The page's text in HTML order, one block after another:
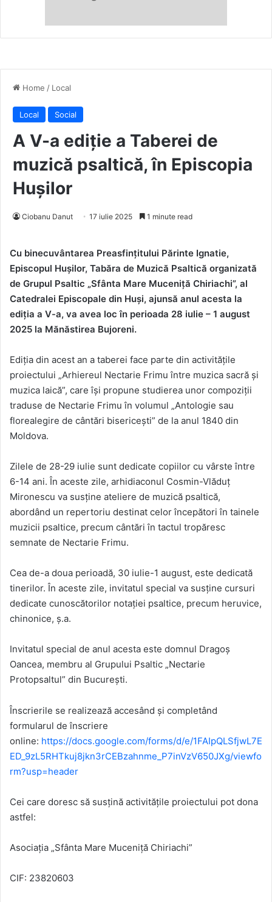
Home / Local
Local Social
A V-a ediție a Taberei de
muzică psaltică, în Episcopia
Hușilor
Ciobanu Danut 17 iulie 2025 1 minute read
Cu binecuvântarea Preasfințitului Părinte Ignatie,
Episcopul Hușilor, Tabăra de Muzică Psaltică organizată
de Grupul Psaltic „Sfânta Mare Muceniță Chiriachi”, al
Catedralei Episcopale din Huși, ajunsă anul acesta la
ediția a V-a, va avea loc în perioada 28 iulie – 1 august
2025 la Mănăstirea Bujoreni.
Ediția din acest an a taberei face parte din activitățile
proiectului „Arhiereul Nectarie Frimu între muzica sacră și
muzica laică”, care își propune studierea unor compoziții
traduse de Nectarie Frimu în volumul „Antologie sau
florealegire de cântări bisericești” de la anul 1840 din
Moldova.
Zilele de 28-29 iulie sunt dedicate copiilor cu vârste între
6-14 ani. În aceste zile, arhidiaconul Cosmin-Vlăduț
Mironescu va susține ateliere de muzică psaltică,
abordând un repertoriu destinat celor începători în tainele
muzicii psaltice, precum cântări în tactul tropăresc
semnate de Nectarie Frimu.
Cea de-a doua perioadă, 30 iulie-1 august, este dedicată
tinerilor. În aceste zile, invitatul special va susține cursuri
dedicate cunoscătorilor notației psaltice, precum heruvice,
chinonice, ș.a.
Invitatul special de anul acesta este domnul Dragoș
Oancea, membru al Grupului Psaltic „Nectarie
Protopsaltul” din București.
Înscrierile se realizează accesând și completând
formularul de înscriere
online: https://docs.google.com/forms/d/e/1FAIpQLSfjwL7E
ED_9zL5RHTkuj8jkn3rCEBzahnme_P7inVzV650JXg/viewfo
rm?usp=header
Cei care doresc să susțină activitățile proiectului pot dona
astfel:
Asociația „Sfânta Mare Muceniță Chiriachi”
CIF: 23820603